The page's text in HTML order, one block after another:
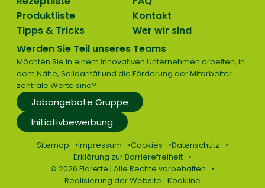
Produktliste
Tipps & Tricks
Kontakt
Wer wir sind
Werden Sie Teil unseres Teams
Möchten Sie in einem innovativen Unternehmen arbeiten, in
dem Nähe, Solidarität und die Förderung der Mitarbeiter
zentrale Werte sind?
Jobangebote Gruppe
Initiativbewerbung
Sitemap Impressum Cookies
Datenschutz
Erklärung zur Barrierefreiheit
© 2026 Florette | Alle Rechte vorbehalten
Realisierung der Website : Kookline